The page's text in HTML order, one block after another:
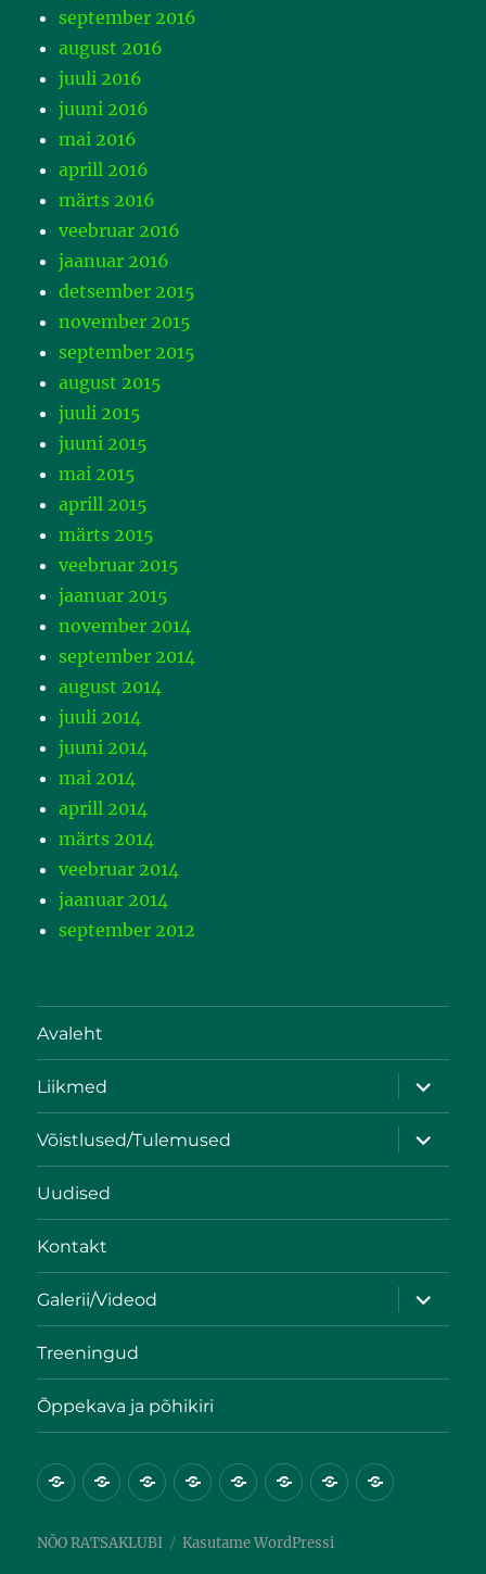
september 2016
august 2016
juuli 2016
juuni 2016
mai 2016
aprill 2016
märts 2016
veebruar 2016
jaanuar 2016
detsember 2015
november 2015
september 2015
august 2015
juuli 2015
juuni 2015
mai 2015
aprill 2015
märts 2015
veebruar 2015
jaanuar 2015
november 2014
september 2014
august 2014
juuli 2014
juuni 2014
mai 2014
aprill 2014
märts 2014
veebruar 2014
jaanuar 2014
september 2012
Avaleht
Liikmed
Võistlused/Tulemused
Uudised
Kontakt
Galerii/Videod
Treeningud
Õppekava ja põhikiri
NÕO RATSAKLUBI Kasutame WordPressi